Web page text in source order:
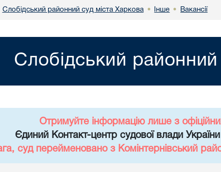
Слобідський районний суд міста Харкова • Інше • Вакансії
Слобідський
Отримуйте інформацію лише з
Єдиний Контакт-центр судової влади
суд перейменовано з Комінтернівський